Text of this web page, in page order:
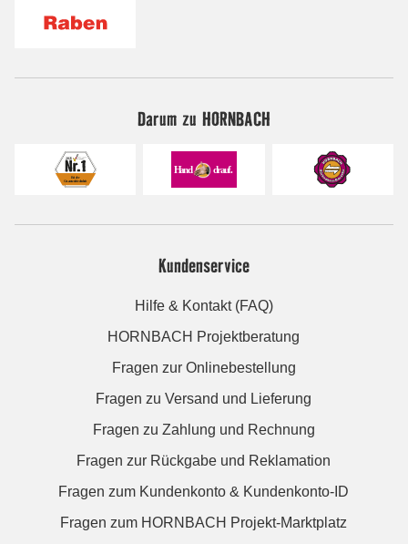
Darum zu HORNBACH
Kundenservice
Hilfe & Kontakt (FAQ)
HORNBACH Projektberatung
Fragen zur Onlinebestellung
Fragen zu Versand und Lieferung
Fragen zu Zahlung und Rechnung
Fragen zur Rückgabe und Reklamation
Fragen zum Kundenkonto & Kundenkonto-ID
Fragen zum HORNBACH Projekt-Marktplatz